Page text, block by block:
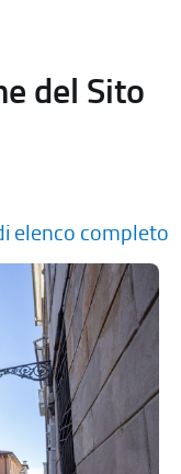
del Sito
elenco completo